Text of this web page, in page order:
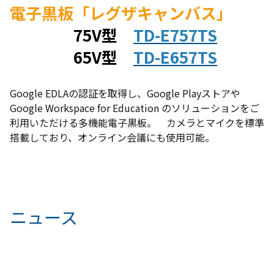
電子黒板「レグザキャンバス」
75V型 TD-E757TS
65V型 TD-E657TS
Google EDLAの認証を取得し、Google Playストアや
Google Workspace for Education のソリューションをご
利用いただける多機能電子黒板。 カメラとマイクを標準
搭載しており、オンライン会議にも使用可能。
ニュース